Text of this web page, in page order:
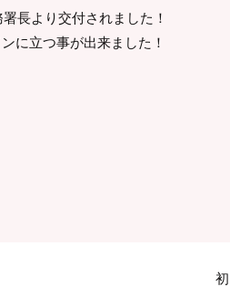
長より交付されました！
に立つ事が出来ました！